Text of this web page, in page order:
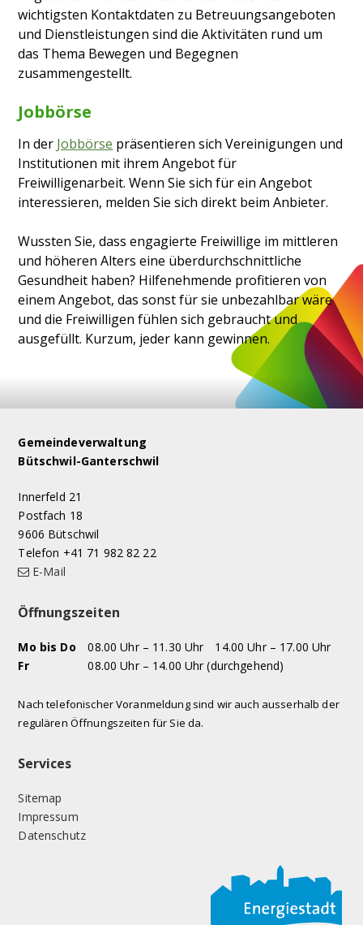
wichtigsten Kontaktdaten zu Betreuungsangeboten
und Dienstleistungen sind die Aktivitäten rund um
das Thema Bewegen und Begegnen
zusammengestellt.
Jobbörse
In der Jobbörse präsentieren sich Vereinigungen und
Institutionen mit ihrem Angebot für
Freiwilligenarbeit. Wenn Sie sich für ein Angebot
interessieren, melden Sie sich direkt beim Anbieter.
Wussten Sie, dass engagierte Freiwillige im mittleren
und höheren Alters eine überdurchschnittliche
Gesundheit haben? Hilfenehmende profitieren von
einem Angebot, das sonst für sie unbezahlbar wäre
und die Freiwilligen fühlen sich gebraucht und
ausgefüllt. Kurzum, jeder kann gewinnen.
Gemeindeverwaltung
Bütschwil-Ganterschwil
Innerfeld 21
Postfach 18
9606 Bütschwil
Telefon +41 71 982 82 22
E-Mail
Öffnungszeiten
WOCHENTAG VORMITTAG NACHMITTAG
Mo bis Do 08.00 Uhr – 11.30 Uhr
14.00 Uhr – 17.00 Uhr
Fr
08.00 Uhr – 14.00 Uhr (durchgehend)
Nach telefonischer Voranmeldung sind wir auch ausserhalb der
regulären Öffnungszeiten für Sie da.
Services
Sitemap
Impressum
Datenschutz